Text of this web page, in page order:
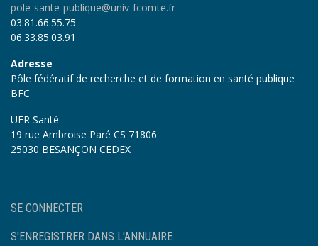
pole-sante-publique@univ-fcomte.fr
03.81.66.55.75
06.33.85.03.91
Adresse
Pôle fédératif de recherche et de formation en santé publique
BFC
UFR Santé
19 rue Ambroise Paré CS 71806
25030 BESANÇON CEDEX
User
account
menu
SE CONNECTER
S'ENREGISTRER DANS L'ANNUAIRE